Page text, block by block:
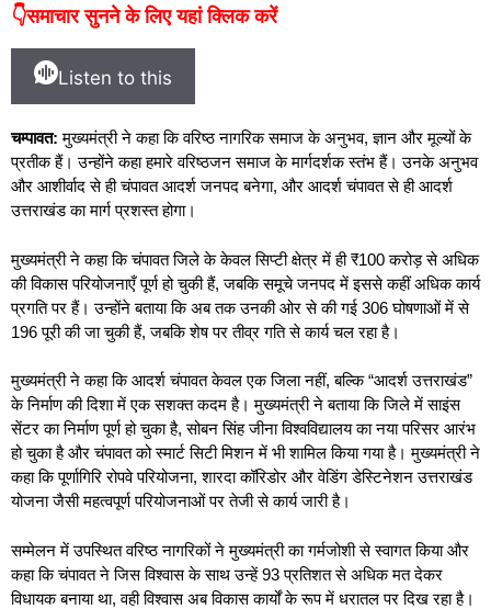
👇समाचार सुनने के लिए यहां क्लिक करें
Listen to this
चम्पावत: मुख्यमंत्री ने कहा कि वरिष्ठ नागरिक समाज के अनुभव, ज्ञान और मूल्यों के
प्रतीक हैं। उन्होंने कहा हमारे वरिष्ठजन समाज के मार्गदर्शक स्तंभ हैं। उनके अनुभव
और आशीर्वाद से ही चंपावत आदर्श जनपद बनेगा, और आदर्श चंपावत से ही आदर्श
उत्तराखंड का मार्ग प्रशस्त होगा।
मुख्यमंत्री ने कहा कि चंपावत जिले के केवल सिप्टी क्षेत्र में ही ₹100 करोड़ से अधिक
की विकास परियोजनाएँ पूर्ण हो चुकी हैं, जबकि समूचे जनपद में इससे कहीं अधिक कार्य
प्रगति पर हैं। उन्होंने बताया कि अब तक उनकी ओर से की गई 306 घोषणाओं में से
196 पूरी की जा चुकी हैं, जबकि शेष पर तीव्र गति से कार्य चल रहा है।
मुख्यमंत्री ने कहा कि आदर्श चंपावत केवल एक जिला नहीं, बल्कि “आदर्श उत्तराखंड”
के निर्माण की दिशा में एक सशक्त कदम है। मुख्यमंत्री ने बताया कि जिले में साइंस
सेंटर का निर्माण पूर्ण हो चुका है, सोबन सिंह जीना विश्वविद्यालय का नया परिसर आरंभ
हो चुका है और चंपावत को स्मार्ट सिटी मिशन में भी शामिल किया गया है। मुख्यमंत्री ने
कहा कि पूर्णागिरि रोपवे परियोजना, शारदा कॉरिडोर और वेडिंग डेस्टिनेशन उत्तराखंड
योजना जैसी महत्वपूर्ण परियोजनाओं पर तेजी से कार्य जारी है।
सम्मेलन में उपस्थित वरिष्ठ नागरिकों ने मुख्यमंत्री का गर्मजोशी से स्वागत किया और
कहा कि चंपावत ने जिस विश्वास के साथ उन्हें 93 प्रतिशत से अधिक मत देकर
विधायक बनाया था, वही विश्वास अब विकास कार्यों के रूप में धरातल पर दिख रहा है।